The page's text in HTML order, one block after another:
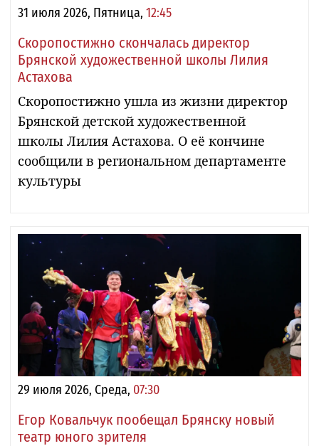
31 июля 2026, Пятница, 12:45
Скоропостижно скончалась директор
Брянской художественной школы Лилия
Астахова
Скоропостижно ушла из жизни директор
Брянской детской художественной
школы Лилия Астахова. О её кончине
сообщили в региональном департаменте
культуры
29 июля 2026, Среда, 07:30
Егор Ковальчук пообещал Брянску новый
театр юного зрителя